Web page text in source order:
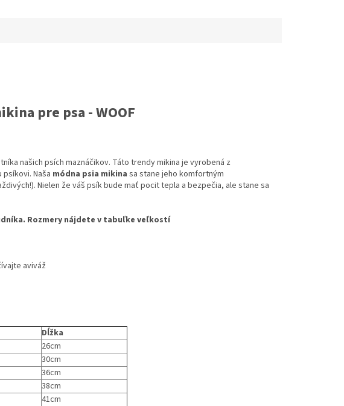
pre psa - WOOF
našich psích maznáčikov. Táto trendy mikina je vyrobená z
Naša módna psia mikina sa stane jeho komfortným
Nielen že váš psík bude mať pocit tepla a bezpečia, ale stane sa
Rozmery nájdete v tabuľke veľkostí
aviváž
Dĺžka
26cm
30cm
36cm
38cm
41cm